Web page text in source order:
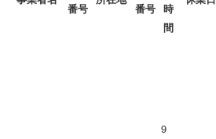
番号
番号 時
間
9